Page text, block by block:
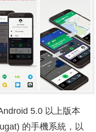
5.0 以上版本
的手機系統，以